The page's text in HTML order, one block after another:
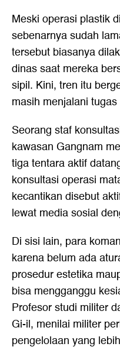
Meski operasi plastik
sebenarnya sudah
tersebut biasanya
dinas saat mereka
sipil. Kini, tren itu
masih menjalani
Seorang staf
kawasan Gangnam
tiga tentara aktif
konsultasi operasi
kecantikan disebut
lewat media sosial
Di sisi lain, para
karena belum ada
prosedur estetika
bisa mengganggu
Profesor studi militer
Gi-il, menilai militer
pengelolaan yang